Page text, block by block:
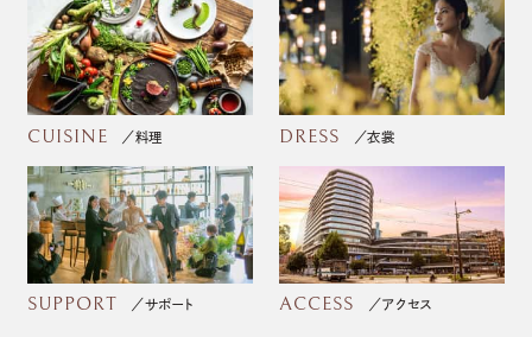
CUISINE 料理 DRESS 衣裳
SUPPORT サポート ACCESS アクセス